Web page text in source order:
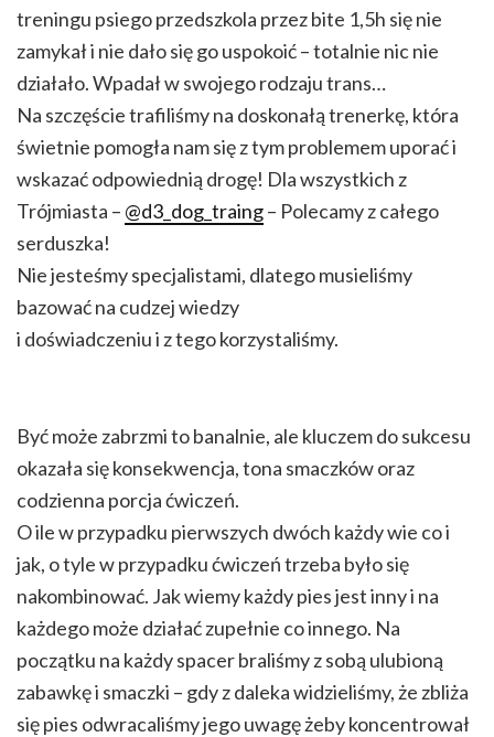
treningu psiego przedszkola przez bite 1,5h się nie
zamykał i nie dało się go uspokoić – totalnie nic nie
działało. Wpadał w swojego rodzaju trans…
Na szczęście trafiliśmy na doskonałą trenerkę, która
świetnie pomogła nam się z tym problemem uporać i
wskazać odpowiednią drogę! Dla wszystkich z
Trójmiasta – @d3_dog_traing– Polecamy z całego
serduszka!
Nie jesteśmy specjalistami, dlatego musieliśmy
bazować na cudzej wiedzy
i doświadczeniu i z tego korzystaliśmy.
Być może zabrzmi to banalnie, ale kluczem do sukcesu
okazała się konsekwencja, tona smaczków oraz
codzienna porcja ćwiczeń.
O ile w przypadku pierwszych dwóch każdy wie co i
jak, o tyle w przypadku ćwiczeń trzeba było się
nakombinować. Jak wiemy każdy pies jest inny i na
każdego może działać zupełnie co innego. Na
początku na każdy spacer braliśmy z sobą ulubioną
zabawkę i smaczki – gdy z daleka widzieliśmy, że zbliża
się pies odwracaliśmy jego uwagę żeby koncentrował